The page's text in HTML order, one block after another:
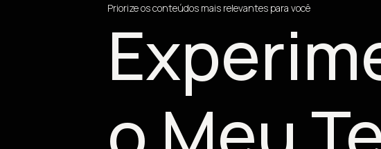
Priorize os conteúdos mais relevantes para você